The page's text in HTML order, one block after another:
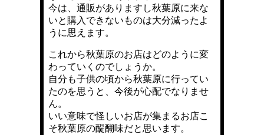
今は、通販がありますし秋葉原に来な
いと購入できないものは大分減ったよ
うに思えます。
これから秋葉原のお店はどのように変
わっていくのでしょうか。
自分も子供の頃から秋葉原に行ってい
たのを思うと、今後が心配でなりませ
ん。
いい意味で怪しいお店が集まるお店こ
そ秋葉原の醍醐味だと思います。